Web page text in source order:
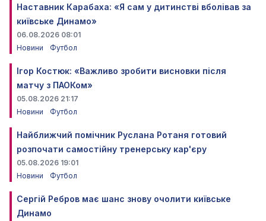
Наставник Карабаха: «Я сам у дитинстві вболівав за
київське Динамо»
06.08.2026 08:01
Новини
Футбол
Ігор Костюк: «Важливо зробити висновки після
матчу з ПАОКом»
05.08.2026 21:17
Новини
Футбол
Найближчий помічник Руслана Ротаня готовий
розпочати самостійну тренерську кар'єру
05.08.2026 19:01
Новини
Футбол
Сергій Ребров має шанс знову очолити київське
Динамо